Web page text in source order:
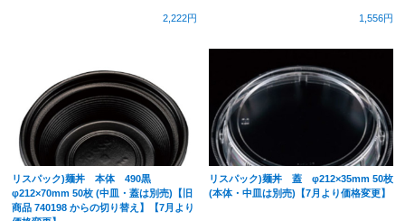
2,222円 1,556円
リスパック)麺丼 本体 490黒
φ212×70mm 50枚 (中皿・蓋は別売)【旧
商品 740198 からの切り替え】【7月より
リスパック)麺丼 蓋 φ212×35mm 50枚
(本体・中皿は別売)【7月より価格変更】